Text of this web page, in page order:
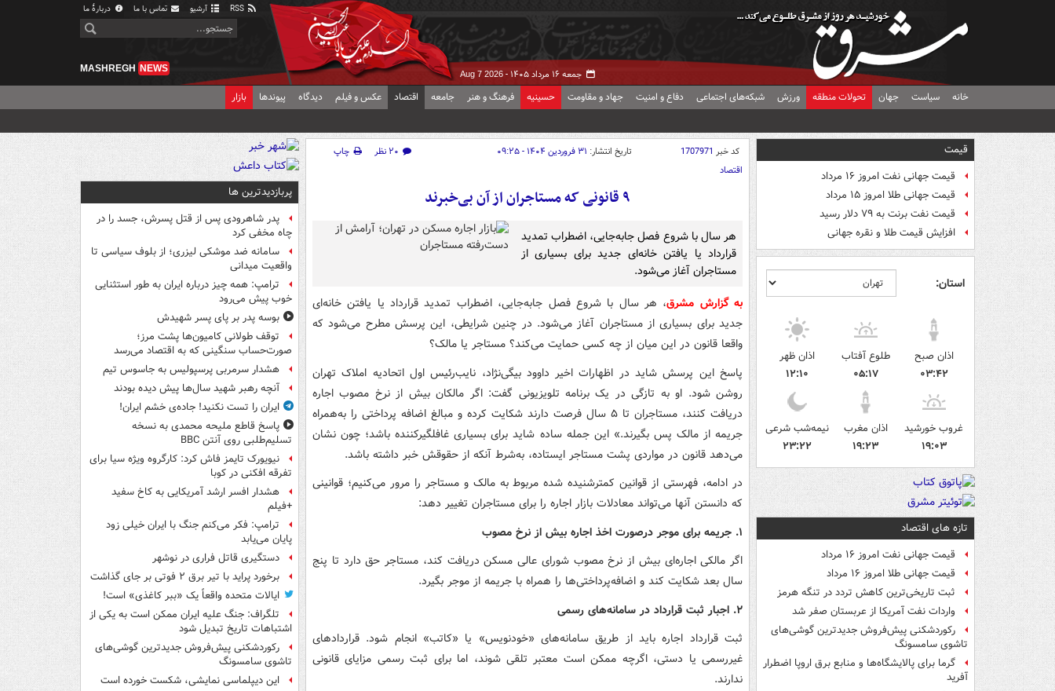
آرشیو تماس با ما دربارهٔ ما
جمعه ۱۶ مرداد ۱۴۰۵ - Aug 7 2026
MASHREGH NEWS
خانه سیاست جهان تحولات منطقه ورزش شبکه‌های اجتماعی دفاع و امنیت جهاد و مقاومت حسینیه فرهنگ و هنر جامعه اقتصاد عکس و فیلم دیدگاه پیوندها بازار
قیمت
قیمت جهانی نفت امروز ۱۶ مرداد
قیمت جهانی طلا امروز ۱۵ مرداد
قیمت نفت برنت به ۷۹ دلار رسید
افزایش قیمت طلا و نقره جهانی
استان:
اذان صبح
۰۳:۴۲
طلوع آفتاب
۰۵:۱۷
اذان ظهر
۱۲:۱۰
غروب خورشید
۱۹:۰۳
اذان مغرب
۱۹:۲۳
نیمه‌شب شرعی
۲۳:۲۲
تازه های اقتصاد
قیمت جهانی نفت امروز ۱۶ مرداد
قیمت جهانی طلا امروز ۱۶ مرداد
ثبت تاریخی‌ترین کاهش تردد در تنگه هرمز
واردات نفت آمریکا از عربستان صفر شد
رکوردشکنی پیش‌فروش جدیدترین گوشی‌های
تاشوی سامسونگ
گرما برای پالایشگاه‌ها و منابع برق اروپا اضطرار
آفرید
کد خبر 1707971 تاریخ انتشار: ۳۱ فروردین ۱۴۰۴ - ۰۹:۲۵ ۲۰ نظر
چاپ
اقتصاد
۹ قانونی که مستاجران از آن بی‌خبرند
هر سال با شروع فصل جابه‌جایی، اضطراب تمدید
قرارداد یا یافتن خانه‌ای جدید برای بسیاری از
مستاجران آغاز می‌شود.
به گزارش مشرق، هر سال با شروع فصل جابه‌جایی، اضطراب تمدید قرارداد یا یافتن خانه‌ای
جدید برای بسیاری از مستاجران آغاز می‌شود. در چنین شرایطی، این پرسش مطرح می‌شود که
واقعا قانون در این میان از چه کسی حمایت می‌کند؟ مستاجر یا مالک؟
پاسخ این پرسش شاید در اظهارات اخیر داوود بیگی‌نژاد، نایب‌رئیس اول اتحادیه املاک تهران
روشن شود. او به تازگی در یک برنامه تلویزیونی گفت: اگر مالکان بیش از نرخ مصوب اجاره
دریافت کنند، مستاجران تا ۵ سال فرصت دارند شکایت کرده و مبالغ اضافه پرداختی را به‌همراه
جریمه از مالک پس بگیرند.» این جمله ساده شاید برای بسیاری غافلگیرکننده باشد؛ چون نشان
می‌دهد قانون در مواردی پشت مستاجر ایستاده، به‌شرط آنکه از حقوقش خبر داشته باشد.
در ادامه، فهرستی از قوانین کمترشنیده ‌شده‌ مربوط به مالک و مستاجر را مرور می‌کنیم؛ قوانینی
که دانستن آنها می‌تواند معادلات بازار اجاره را برای مستاجران تغییر دهد:
۱. جریمه برای موجر درصورت اخذ اجاره‌ بیش از نرخ مصوب
اگر مالکی اجاره‌ای بیش از نرخ مصوب شورای عالی مسکن دریافت کند، مستاجر حق دارد تا پنج
سال بعد شکایت کند و اضافه‌پرداختی‌ها را همراه با جریمه از موجر بگیرد.
۲. اجبار ثبت قرارداد در سامانه‌های رسمی
ثبت قرارداد اجاره باید از طریق سامانه‌های «خودنویس» یا «کاتب» انجام شود. قراردادهای
غیررسمی یا دستی، اگرچه ممکن است معتبر تلقی شوند، اما برای ثبت رسمی مزایای قانونی
ندارند.
پربازدیدترین ها
پدر شاهرودی پس از قتل پسرش، جسد را در
چاه مخفی کرد
سامانه ضد موشکی لیزری؛ از بلوف سیاسی تا
واقعیت میدانی
ترامپ: همه چیز درباره ایران به طور استثنایی
خوب پیش می‌رود
بوسه‌ پدر بر پای پسر شهیدش
توقف طولانی کامیون‌ها پشت مرز؛
صورت‌حساب سنگینی که به اقتصاد می‌رسد
هشدار سرمربی پرسپولیس به جاسوس تیم
آنچه رهبر شهید سال‌ها پیش دیده بودند
ایران را تست نکنید! جاده‌ی خشم ایران!
پاسخ قاطع ملیحه محمدی به نسخه
تسلیم‌طلبی روی آنتن BBC
نیویورک تایمز فاش کرد: کارگروه ویژه سیا برای
تفرقه افکنی در کوبا
هشدار افسر ارشد آمریکایی به کاخ سفید
+فیلم
ترامپ: فکر می‌کنم جنگ با ایران خیلی زود
پایان می‌یابد
دستگیری قاتل فراری در نوشهر
برخورد پراید با تیر برق ۲ فوتی بر جای گذاشت
ایالات متحده واقعاً یک «ببر کاغذی» است!
تلگراف: جنگ علیه ایران ممکن است به یکی از
اشتباهات تاریخ تبدیل شود
رکوردشکنی پیش‌فروش جدیدترین گوشی‌های
تاشوی سامسونگ
این دیپلماسی نمایشی، شکست خورده است